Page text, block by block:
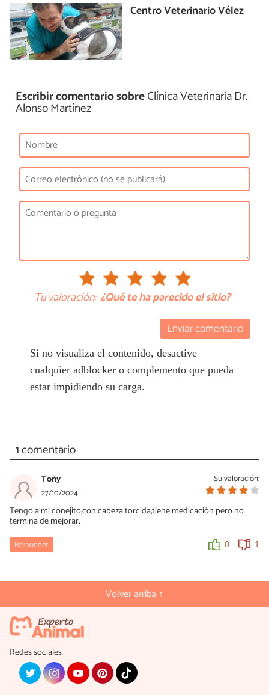
Centro Veterinario Vélez
Escribir comentario sobreClínica Veterinaria Dr.
Alonso Martínez
Tu valoración: ¿Qué te ha parecido el sitio?
Enviar comentario
Si no visualiza el contenido, desactive
cualquier adblocker o complemento que pueda
estar impidiendo su carga.
1 comentario
Su valoración:
Toñy
27/10/2024
Tengo a mi conejito,con cabeza torcida,tiene medicación pero no
termina de mejorar,
Responder 0 1
Volver arriba ↑
Redes sociales